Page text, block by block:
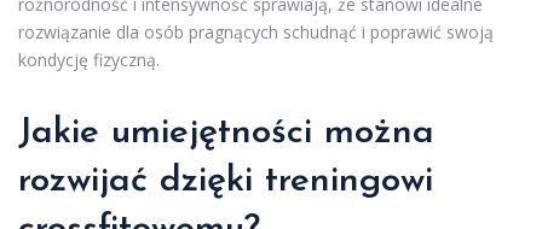
rozwiązanie dla osób pragnących schudnąć i poprawić swoją
kondycję fizyczną.
Jakie umiejętności można
rozwijać dzięki treningowi